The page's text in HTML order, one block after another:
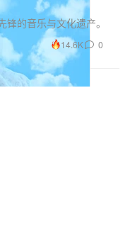
的音乐与文化遗产。
14.6K 0